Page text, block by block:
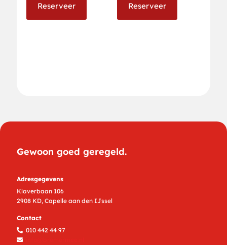
Reserveer Reserveer
Gewoon goed geregeld.
Adresgegevens
Klaverbaan 106
2908 KD, Capelle aan den IJssel
Contact
010 442 44 97